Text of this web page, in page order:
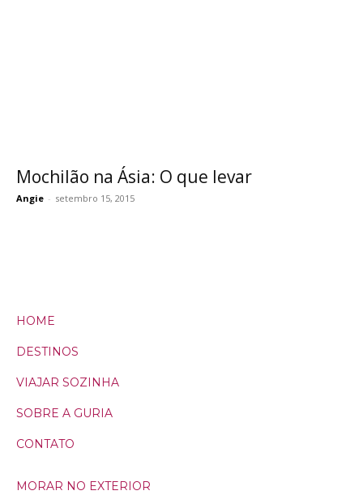
Mochilão na Ásia: O que levar
Angie - setembro 15, 2015
HOME
DESTINOS
VIAJAR SOZINHA
SOBRE A GURIA
CONTATO
MORAR NO EXTERIOR